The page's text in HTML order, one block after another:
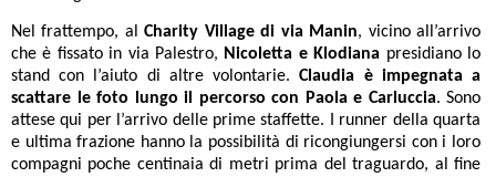
Nel frattempo, alCharity Village di via Manin, vicino all’arrivo
che è fissato in via Palestro, Nicoletta e Klodiana presidiano lo
stand con l’aiuto di altre volontarie.Claudia è impegnata a
scattare le foto lungo il percorso con Paola e Carluccia. Sono
attese qui per l’arrivo delle prime staffette. I runner della quarta
e ultima frazione hanno la possibilità di ricongiungersi con i loro
compagni poche centinaia di metri prima del traguardo, al fine